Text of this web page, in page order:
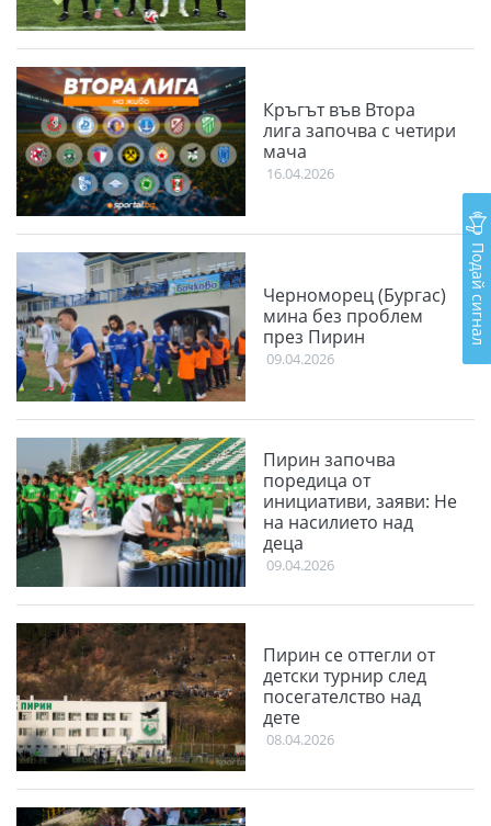
Кръгът във Втора
лига започва с четири
мача
16.04.2026
Черноморец (Бургас)
мина без проблем
през Пирин
09.04.2026
Пирин започва
поредица от
инициативи, заяви: Не
на насилието над
деца
09.04.2026
Пирин се оттегли от
детски турнир след
посегателство над
дете
08.04.2026
Подай сигнал